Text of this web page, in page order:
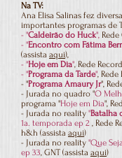
Na TV:
Ana Elisa Salinas fez
importantes programas de
- "Caldeirão do Huck", Rede
- "Encontro com Fátima
(assista aqui),
- "Hoje em Dia", Rede
- "Programa da Tarde", Rede
- "Programa Amaury Jr",
- Jurada no quadro "O
programa "Hoje em Dia",
- Jurada no reality "Batalha
1a. temporada ep 2 , Rede
h&h (assista aqui)
- Jurada no reality "Que
ep 33, GNT (assista aqui)